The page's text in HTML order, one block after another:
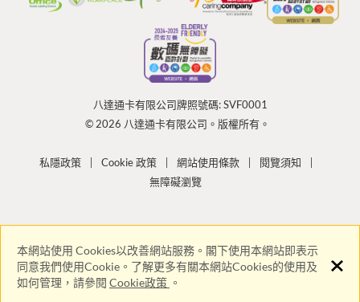
本網站使用 Cookies以改善網站服務。閣下使用本網站即表示
同意我們使用Cookie。了解更多有關本網站Cookies的使用及
如何管理，請參閱 Cookie政策 。
八達通卡有限公司牌照號碼: SVF0001
© 2026 八達通卡有限公司。版權所有。
私隱政策 Cookie 政策 網站使用條款
閱覽須知
無障礙瀏覽